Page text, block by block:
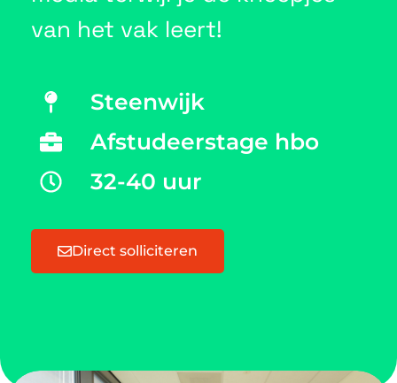
van het vak leert!
Steenwijk
Afstudeerstage hbo
32-40 uur
Direct solliciteren